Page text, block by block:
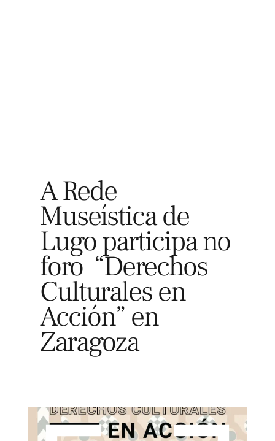
A Rede
Museística de
Lugo participa no
foro “Derechos
Culturales en
Acción” en
Zaragoza